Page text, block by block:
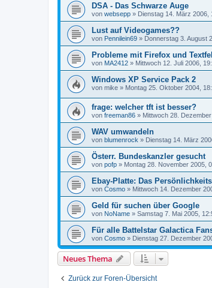
DSA - Das Schwarze Auge
von websepp » Dienstag 14. März 2006,
Lust auf Videogames??
von Pennilein69 » Donnerstag 3. August
Probleme mit Firefox und
von MA2412 » Mittwoch 12. Juli 2006,
Windows XP Service Pack 2
von mike » Montag 25. Oktober 2004,
frage: welcher tft ist besser?
von freeman86 » Mittwoch 28.
WAV umwandeln
von blumenrock » Dienstag 14. März
Österr. Bundeskanzler gesucht
von pofp » Montag 28. November 2005,
Ebay-Platte: Das
von Cosmo » Mittwoch 14. Dezember
Geld für suchen über Google
von NoName » Samstag 7. Mai 2005,
Für alle Battelstar Galactica
von Cosmo » Dienstag 27. Dezember
Neues Thema
Zurück zur Foren-Übersicht